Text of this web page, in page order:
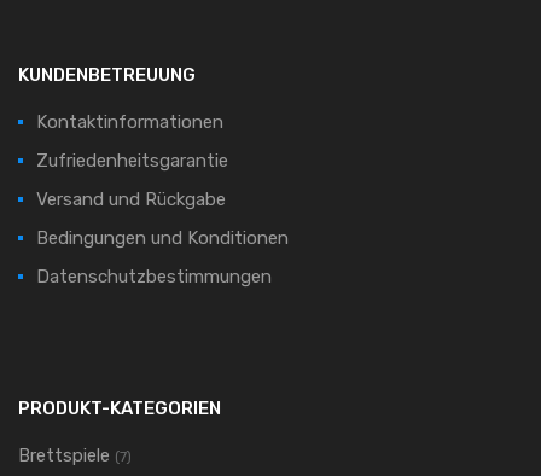
KUNDENBETREUUNG
Kontaktinformationen
Zufriedenheitsgarantie
Versand und Rückgabe
Bedingungen und Konditionen
Datenschutzbestimmungen
PRODUKT-KATEGORIEN
Brettspiele (7)